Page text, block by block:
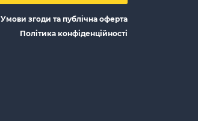
Умови згоди та публічна оферта
Політика конфіденційності